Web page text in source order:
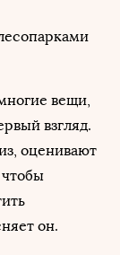
вещи,
взгляд.
оценивают
чтобы
он.